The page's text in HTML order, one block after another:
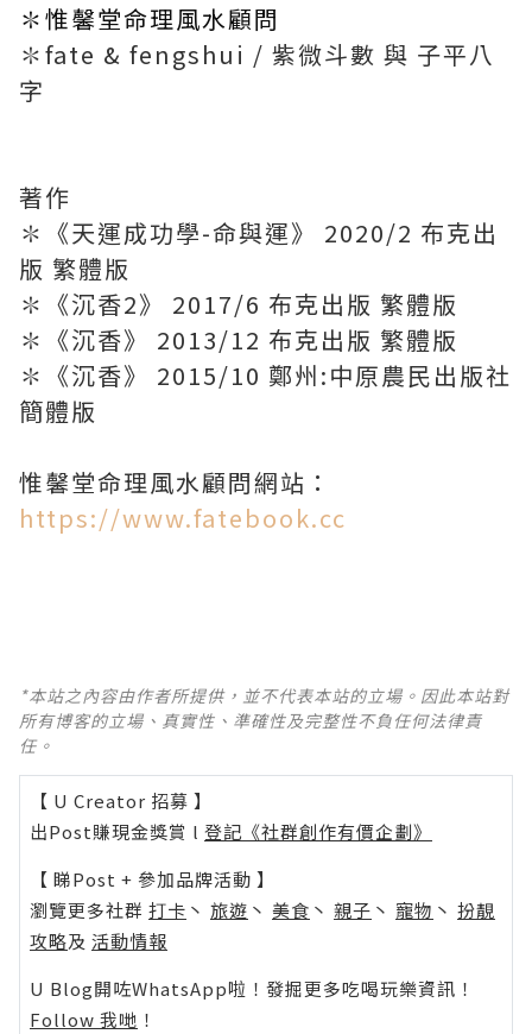
✽惟馨堂命理風水顧問
✽fate & fengshui / 紫微斗數 與 子平八
字
著作
✽《天運成功學-命與運》 2020/2 布克出
版 繁體版
✽《沉香2》 2017/6 布克出版 繁體版
✽《沉香》 2013/12 布克出版 繁體版
✽《沉香》 2015/10 鄭州:中原農民出版社
簡體版
惟馨堂命理風水顧問網站：
https://www.fatebook.cc
*本站之內容由作者所提供，並不代表本站的立場。因此本站對
所有博客的立場、真實性、準確性及完整性不負任何法律責
任。
【 U Creator 招募 】
出Post賺現金獎賞 l 登記《社群創作有價企劃》
【 睇Post + 參加品牌活動 】
瀏覽更多社群 打卡 丶 旅遊 丶 美食 丶 親子 丶 寵物 丶 扮靚
攻略及 活動情報
U Blog開咗WhatsApp啦！發掘更多吃喝玩樂資訊！
Follow 我哋 ！